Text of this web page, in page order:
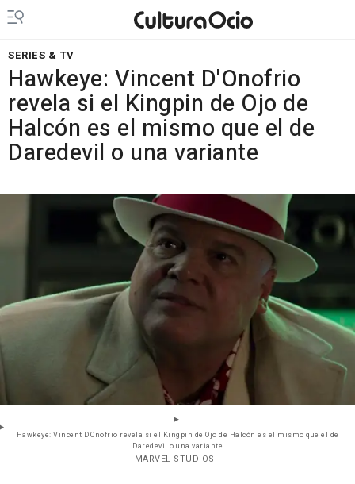
SERIES & TV
Hawkeye: Vincent D'Onofrio
revela si el Kingpin de Ojo de
Halcón es el mismo que el de
Daredevil o una variante
Hawkeye: Vincent D'Onofrio revela si el Kingpin de Ojo de Halcón es el mismo que el de
Daredevil o una variante
- MARVEL STUDIOS